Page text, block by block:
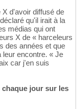
d'avoir diffusé de
qu'il irait à la
médias qui ont
X de « harceleurs
des années et que
leur encontre. « Je
car j'en suis
jour sur les